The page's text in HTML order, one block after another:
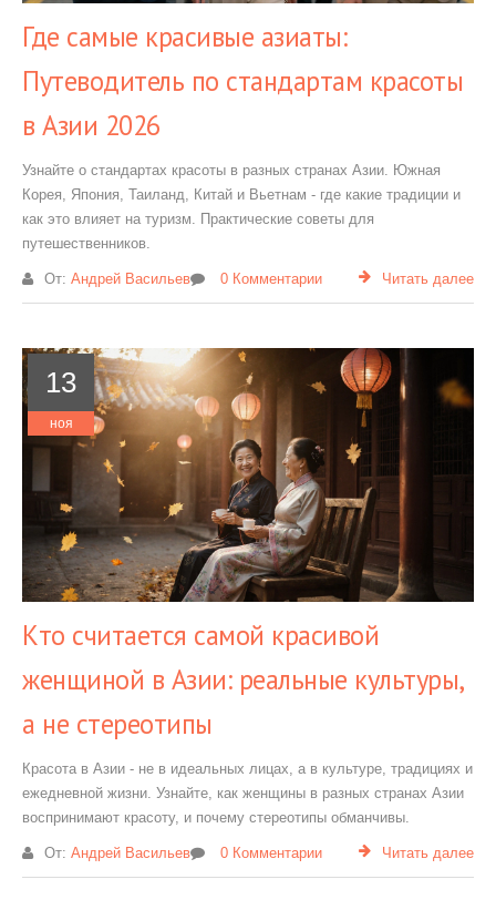
Где самые красивые азиаты:
Путеводитель по стандартам красоты
в Азии 2026
Узнайте о стандартах красоты в разных странах Азии. Южная
Корея, Япония, Таиланд, Китай и Вьетнам - где какие традиции и
как это влияет на туризм. Практические советы для
путешественников.
От: Андрей Васильев 0 Комментарии Читать далее
13
ноя
Кто считается самой красивой
женщиной в Азии: реальные культуры,
а не стереотипы
Красота в Азии - не в идеальных лицах, а в культуре, традициях и
ежедневной жизни. Узнайте, как женщины в разных странах Азии
воспринимают красоту, и почему стереотипы обманчивы.
От: Андрей Васильев 0 Комментарии Читать далее